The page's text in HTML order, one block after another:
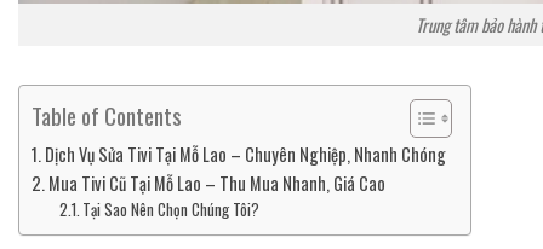
Trung tâm bảo
Table of Contents
Dịch Vụ Sửa Tivi Tại Mỗ Lao – Chuyên Nghiệp, Nhanh Chóng
Mua Tivi Cũ Tại Mỗ Lao – Thu Mua Nhanh, Giá Cao
Tại Sao Nên Chọn Chúng Tôi?